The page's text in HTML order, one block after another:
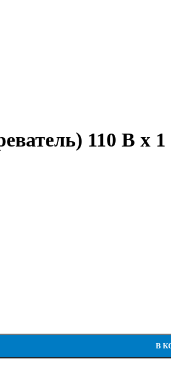
110 В х
В х 1 кВт
В